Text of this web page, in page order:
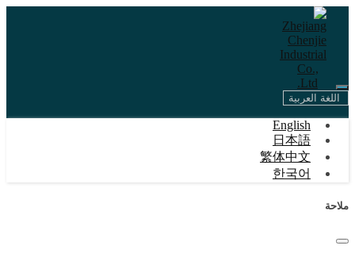
اللغة العربية
English
日本語
繁体中文
한국어
ملاحة